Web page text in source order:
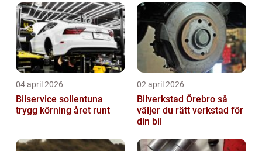
04 april 2026
Bilservice sollentuna
trygg körning året runt
02 april 2026
Bilverkstad Örebro så
väljer du rätt verkstad för
din bil